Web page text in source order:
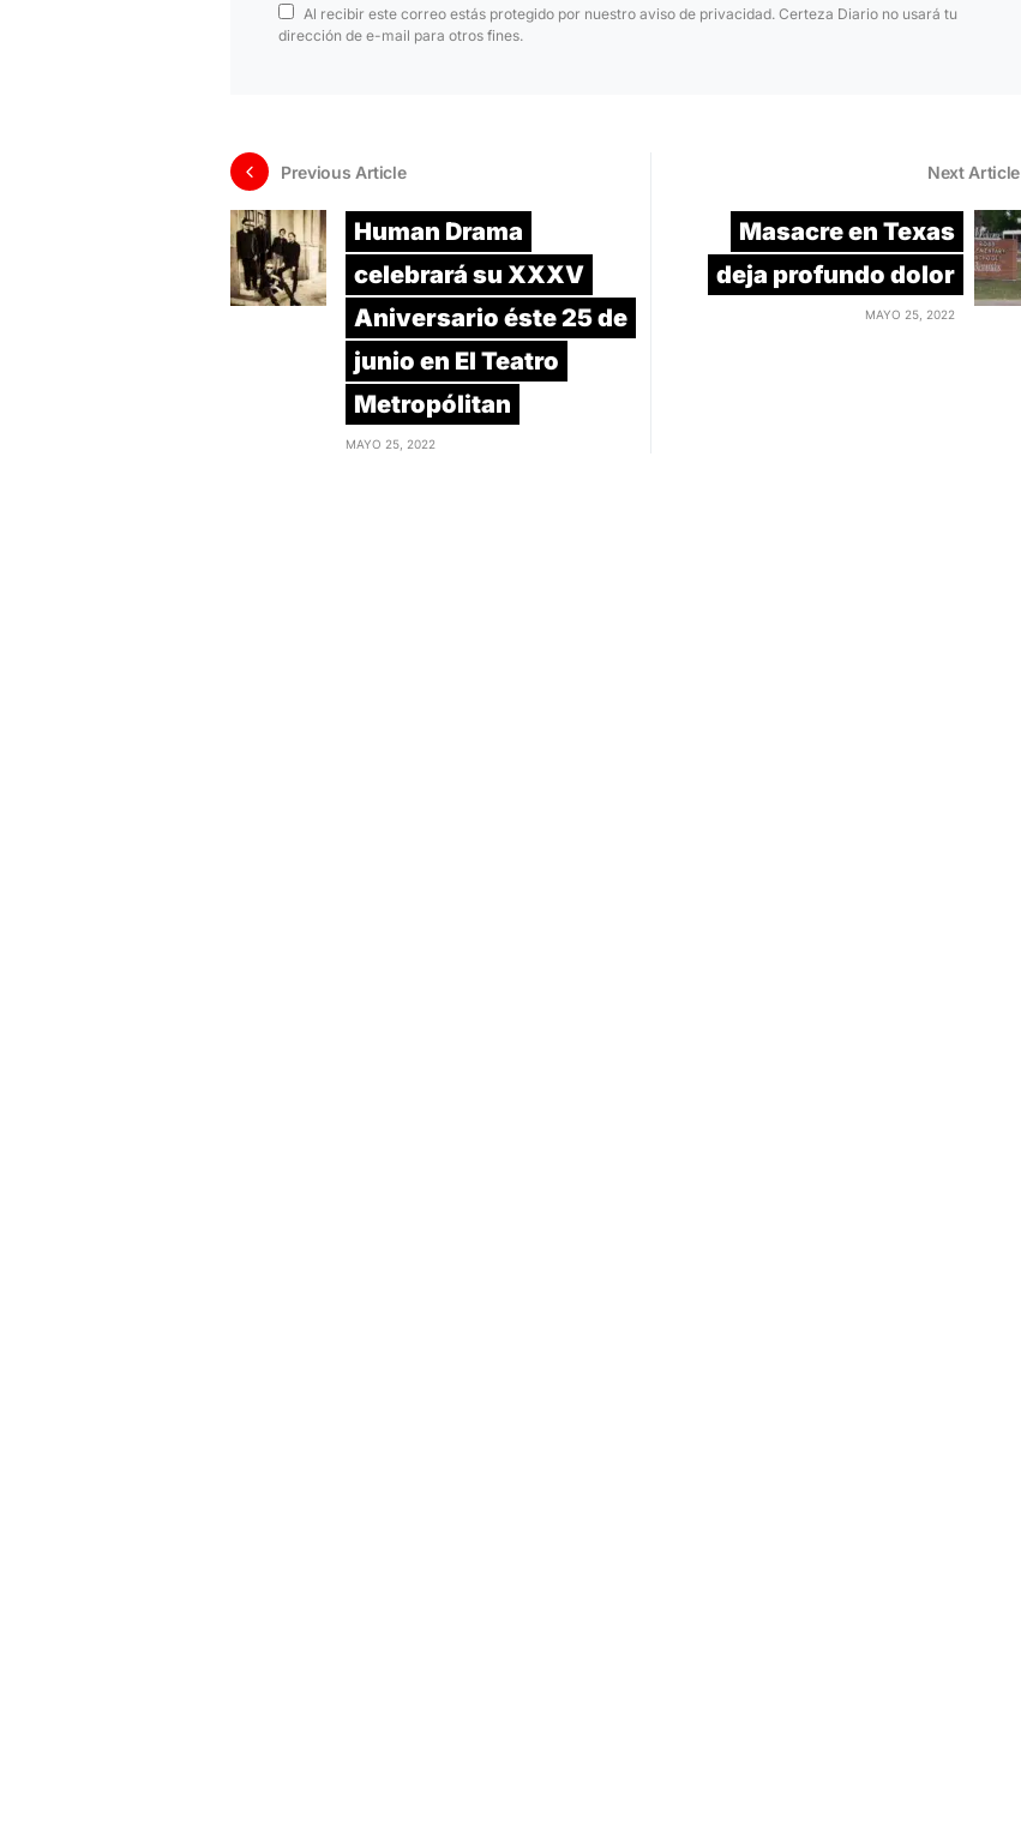
Al recibir este correo estás protegido por nuestro aviso de privacidad. Certeza Diario no usará tu
dirección de e-mail para otros fines.
Previous Article
Human Drama
celebrará su XXXV
Aniversario éste 25 de
junio en El Teatro
Metropólitan
MAYO 25, 2022
Next Article
Masacre en Texas
deja profundo dolor
MAYO 25, 2022